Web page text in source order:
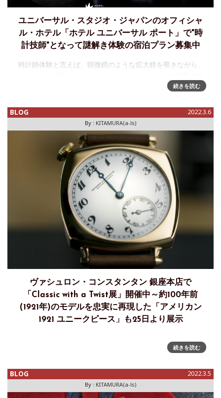
ユニバーサル・スタジオ・ジャパンのオフィシャ
ル・ホテル「ホテル ユニバーサル ポート」で"時
計技師"となって謎解き体験の宿泊プラン募集中
時計師体験と言えば、顕微鏡のような拡大鏡を覗きながら、
るようなイメージをお持ちだと思う。実際それが"時計師体
続きを読む
BLOG 2022.3.6
By : KITAMURA(a-ls)
ヴァシュロン・コンスタンタン 銀座本店で
「Classic with a Twist展」開催中～約100年前
(1921年)のモデルを忠実に再現した「アメリカン
1921 ユニークピース」も25日より展示
タンタン 銀座本店。現在同店では、2世紀以上にわたる長い
「クラシック ウィズ ア トゥイスト(Classic with a Tw
続きを読む
BLOG 2022.3.5
By : KITAMURA(a-ls)